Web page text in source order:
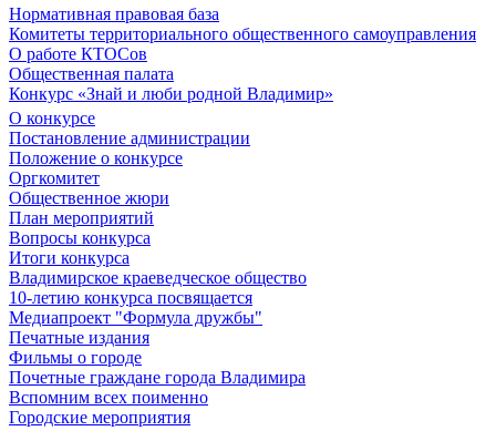
Нормативная правовая база
Комитеты территориального общественного самоуправления
О работе КТОСов
Общественная палата
Конкурс «Знай и люби родной Владимир»
О конкурсе
Постановление администрации
Положение о конкурсе
Оргкомитет
Общественное жюри
План мероприятий
Вопросы конкурса
Итоги конкурса
Владимирское краеведческое общество
10-летию конкурса посвящается
Медиапроект "Формула дружбы"
Печатные издания
Фильмы о городе
Почетные граждане города Владимира
Вспомним всех поименно
Городские мероприятия